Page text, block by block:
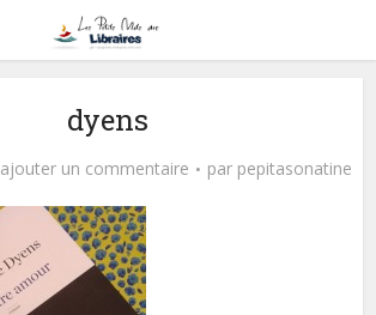
dyens
ajouter un commentaire par pepitasonatine